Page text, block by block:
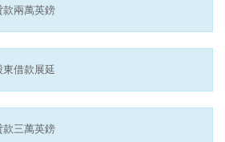
款兩萬英鎊
東借款展延
款三萬英鎊